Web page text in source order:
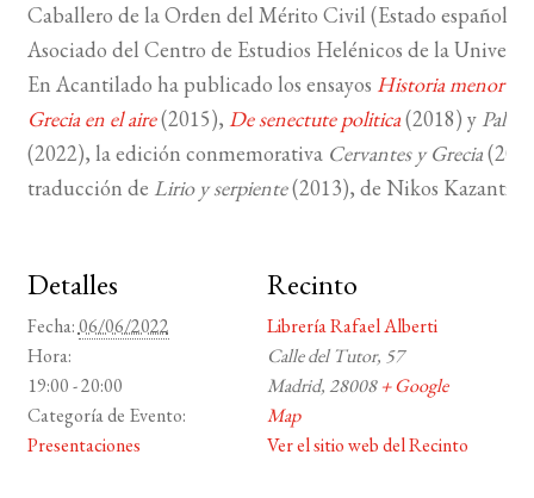
Caballero de la Orden del Mérito Civil (Estado español)
Asociado del Centro de Estudios Helénicos de la
En Acantilado ha publicado los ensayos Historia menor de
Grecia en el aire(2015), De senectute politica(2018) y
(2022), la edición conmemorativa Cervantes y Grecia
traducción de Lirio y serpiente(2013), de Nikos
Detalles
Fecha:06/06/2022
Hora:
19:00 - 20:00
Categoría de Evento:
Presentaciones
Recinto
Librería Rafael Alberti
Calle del Tutor, 57
Madrid,28008 + Google
Map
Ver el sitio web del Recinto